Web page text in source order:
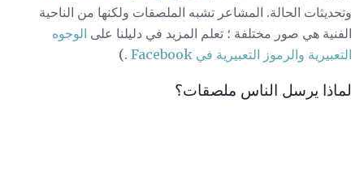
وتحديثات الحالة. المشاعر تشبه الملصقات ولكنها من الناحية
الفنية هي صور مختلفة ؛ تعلم المزيد في دليلنا على الوجوه
التعبيرية والرموز التعبيرية في Facebook
.)
لماذا يرسل الناس ملصقات؟